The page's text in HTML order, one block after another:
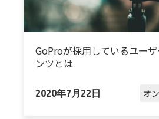
GoProが採用しているユー
ンツとは
2020年7月22日 オ